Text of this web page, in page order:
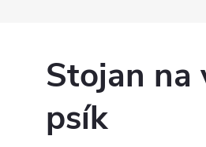
Stojan na
psík